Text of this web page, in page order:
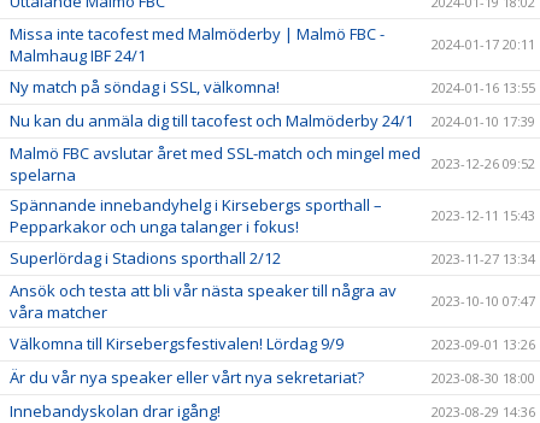
Missa inte tacofest med Malmöderby | Malmö FBC -
Malmhaug IBF 24/1
2024-01-17 20:11
Ny match på söndag i SSL, välkomna! 2024-01-16 13:55
Nu kan du anmäla dig till tacofest och Malmöderby 24/1 2024-01-10 17:39
Malmö FBC avslutar året med SSL-match och mingel med
spelarna
2023-12-26 09:52
Spännande innebandyhelg i Kirsebergs sporthall –
Pepparkakor och unga talanger i fokus!
2023-12-11 15:43
Superlördag i Stadions sporthall 2/12 2023-11-27 13:34
Ansök och testa att bli vår nästa speaker till några av
våra matcher
2023-10-10 07:47
Välkomna till Kirsebergsfestivalen! Lördag 9/9 2023-09-01 13:26
Är du vår nya speaker eller vårt nya sekretariat? 2023-08-30 18:00
Innebandyskolan drar igång! 2023-08-29 14:36